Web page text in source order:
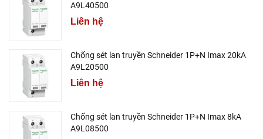
A9L40500
Liên hệ
Chống sét lan truyền Schneider 1P+N Imax 20kA
A9L20500
Liên hệ
Chống sét lan truyền Schneider 1P+N Imax 8kA
A9L08500